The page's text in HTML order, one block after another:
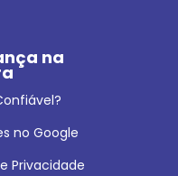
na
no Google
Privacidade